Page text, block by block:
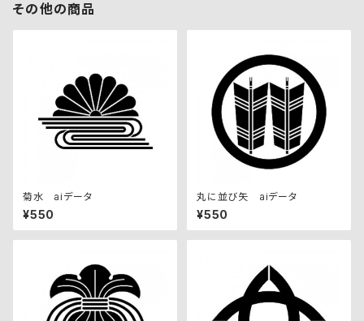
その他の商品
菊水 aiデータ
¥550
丸に並び矢 aiデータ
¥550